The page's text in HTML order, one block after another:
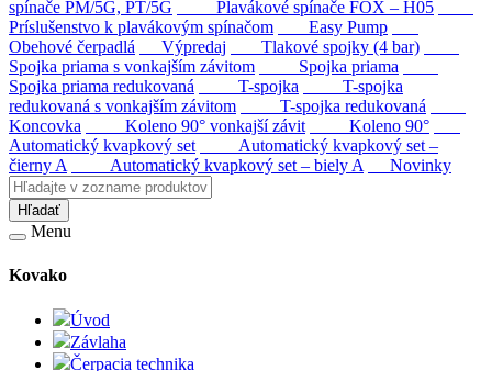
spínače PM/5G, PT/5G
Plavákové spínače FOX – H05
Príslušenstvo k plavákovým spínačom
Easy Pump
Obehové čerpadlá
Výpredaj
Tlakové spojky (4 bar)
Spojka priama s vonkajším závitom
Spojka priama
Spojka priama redukovaná
T-spojka
T-spojka
redukovaná s vonkajším závitom
T-spojka redukovaná
Koncovka
Koleno 90° vonkajší závit
Koleno 90°
Automatický kvapkový set
Automatický kvapkový set –
čierny A
Automatický kvapkový set – biely A Novinky
Hľadať
Menu
Kovako
Úvod
Závlaha
Čerpacia technika